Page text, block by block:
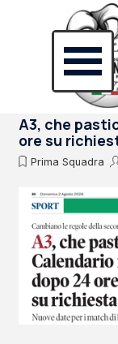
Salta
A3, che
ore su
Prima Squadra